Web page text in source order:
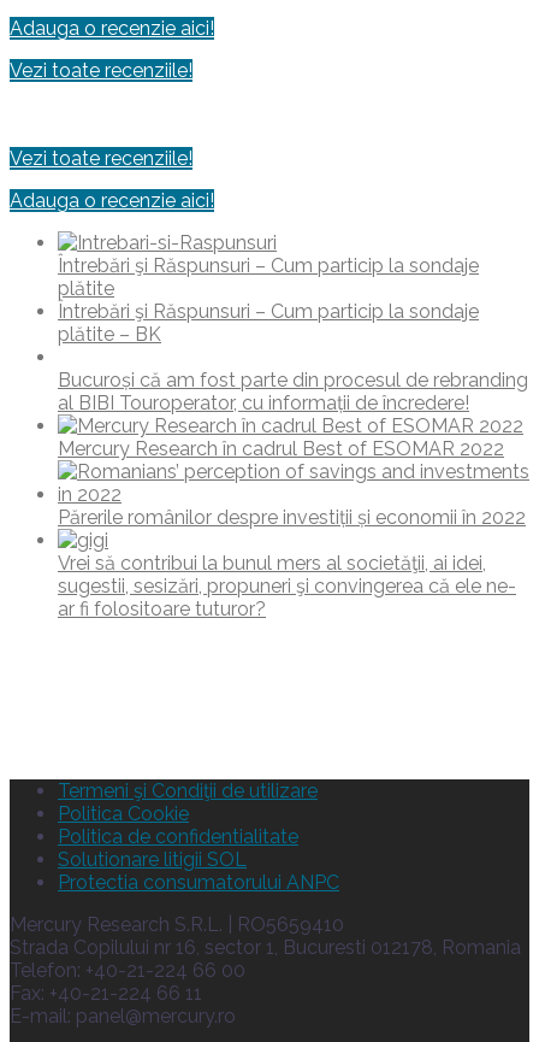
Adauga o recenzie aici!
Vezi toate recenziile!
Vezi toate recenziile!
Adauga o recenzie aici!
Întrebări şi Răspunsuri – Cum particip la sondaje
plătite
Întrebări şi Răspunsuri – Cum particip la sondaje
plătite – BK
Bucuroși că am fost parte din procesul de rebranding
al BIBI Touroperator, cu informații de încredere!
Mercury Research în cadrul Best of ESOMAR 2022
Părerile românilor despre investiții și economii în 2022
Vrei să contribui la bunul mers al societăţii, ai idei,
sugestii, sesizări, propuneri şi convingerea că ele ne-
ar fi folositoare tuturor?
Termeni şi Condiţii de utilizare
Politica Cookie
Politica de confidentialitate
Solutionare litigii SOL
Protectia consumatorului ANPC
Mercury Research S.R.L. | RO5659410
Strada Copilului nr 16, sector 1, Bucuresti 012178, Romania
Telefon: +40-21-224 66 00
Fax: +40-21-224 66 11
E-mail: panel@mercury.ro